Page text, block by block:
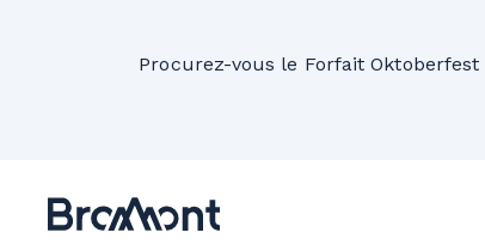
Procurez-vous le Forfait